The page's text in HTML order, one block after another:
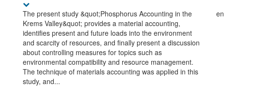
The present study &quot;Phosphorus Accounting in the
Krems Valley&quot; provides a material accounting,
identifies present and future loads into the environment
and scarcity of resources, and finally present a discussion
about controlling measures for topics such as
environmental compatibility and resource management.
The technique of materials accounting was applied in this
study, and...
en